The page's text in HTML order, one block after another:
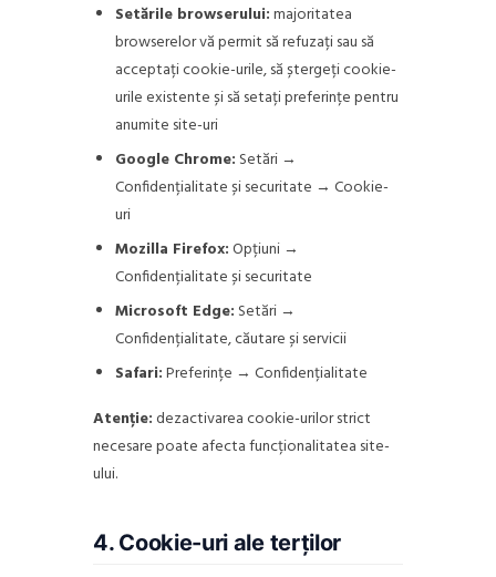
Setările browserului:majoritatea
browserelor vă permit să refuzați sau să
acceptați cookie-urile, să ștergeți cookie-
urile existente și să setați preferințe pentru
anumite site-uri
Google Chrome: Setări →
Confidențialitate și securitate → Cookie-
uri
Mozilla Firefox:Opțiuni →
Confidențialitate și securitate
Microsoft Edge: Setări →
Confidențialitate, căutare și servicii
Safari:Preferințe → Confidențialitate
Atenție: dezactivarea cookie-urilor strict
necesare poate afecta funcționalitatea site-
ului.
4. Cookie-uri ale terților